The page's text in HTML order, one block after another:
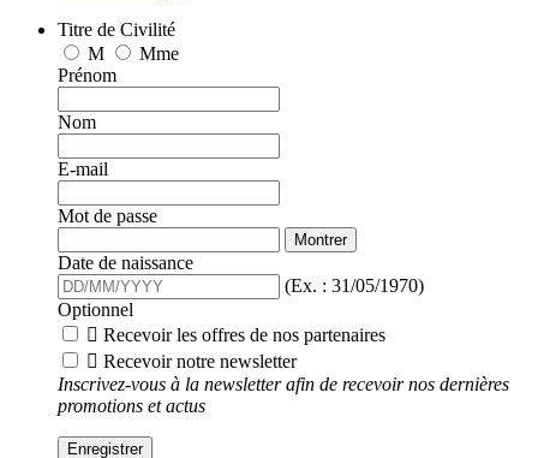
Titre de Civilité
M
Mme
Prénom
Nom
E-mail
Mot de passe
Montrer
Date de naissance
(Ex. : 31/05/1970)
Optionnel
 Recevoir les offres de nos partenaires
 Recevoir notre newsletter
Inscrivez-vous à la newsletter afin de recevoir nos dernières
promotions et actus
Enregistrer